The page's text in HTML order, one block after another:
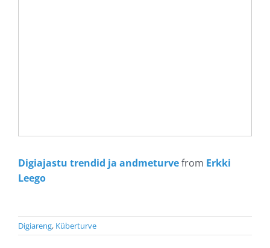
Digiajastu trendid ja andmeturvefrom Erkki
Leego
Digiareng, Küberturve